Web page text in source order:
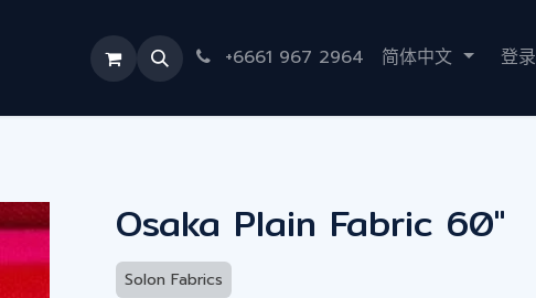
+6661 967 2964 简体中文 登录
Osaka Plain Fabric 60"
Solon Fabrics